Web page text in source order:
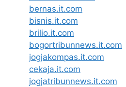
bernas.it.com
bisnis.it.com
brilio.it.com
bogortribunnews.it.com
jogjakompas.it.com
cekaja.it.com
jogjatribunnews.it.com